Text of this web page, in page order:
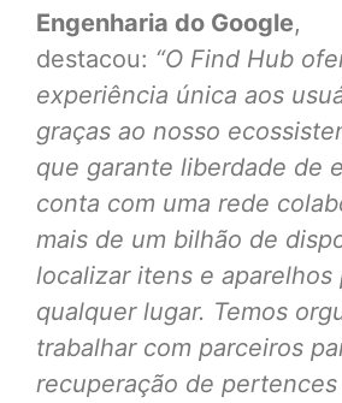
Engenharia do Google,
destacou: “O Find Hub
experiência única aos
graças ao nosso
que garante liberdade de
conta com uma rede
mais de um bilhão de
localizar itens e aparelhos
qualquer lugar. Temos
trabalhar com parceiros
recuperação de